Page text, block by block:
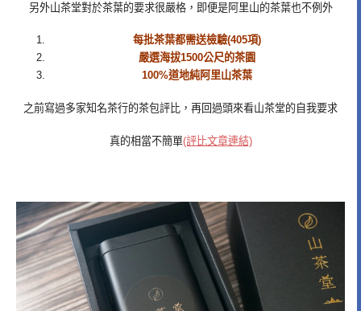
另外山茶堂對於茶葉的要求很嚴格，即便是阿里山的茶葉也不例外
每批茶葉都需送檢驗(405項)
嚴選海拔1500公尺的茶園
100%道地純阿里山茶葉
之前寫過多家知名茶行的茶包評比，再回過頭來看山茶堂的自我要求
真的相當不簡單(評比文章連結)